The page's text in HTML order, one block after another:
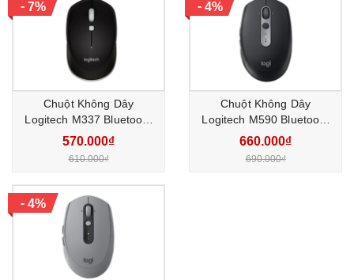
- 7%
Chuột Không Dây
Logitech M337 Bluetooth
Đen
570.000₫
610.000₫
- 4%
Chuột Không Dây
Logitech M590 Bluetooth
Đen
660.000₫
690.000₫
- 4%